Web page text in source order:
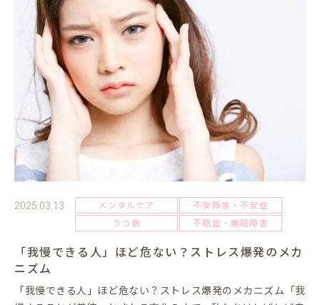
2025.03.13 メンタルケア
不安障害・不安症
うつ病
不眠症・睡眠障害
「我慢できる人」ほど危ない？ストレス爆発のメカ
ニズム
「我慢できる人」ほど危ない？ストレス爆発のメカニズム「我